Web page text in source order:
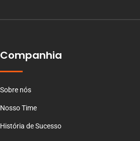
Companhia
Sobre nós
Nosso Time
História de Sucesso